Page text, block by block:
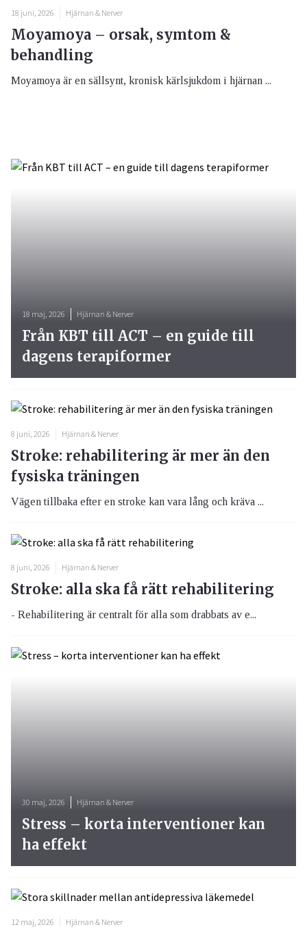
18 juni, 2026 Hjärnan & Nerver
Moyamoya – orsak, symtom &
behandling
Moyamoya är en sällsynt, kronisk kärlsjukdom i hjärnan ...
8 juni, 2026 Hjärnan & Nerver
Stroke: rehabilitering är mer än den
fysiska träningen
Vägen tillbaka efter en stroke kan vara lång och kräva ...
8 juni, 2026 Hjärnan & Nerver
Stroke: alla ska få rätt rehabilitering
- Rehabilitering är centralt för alla som drabbats av e...
18 maj, 2026 Hjärnan & Nerver
Från KBT till ACT – en guide till
dagens terapiformer
30 maj, 2026 Hjärnan & Nerver
Stress – korta interventioner kan
ha effekt
12 maj, 2026 Hjärnan & Nerver